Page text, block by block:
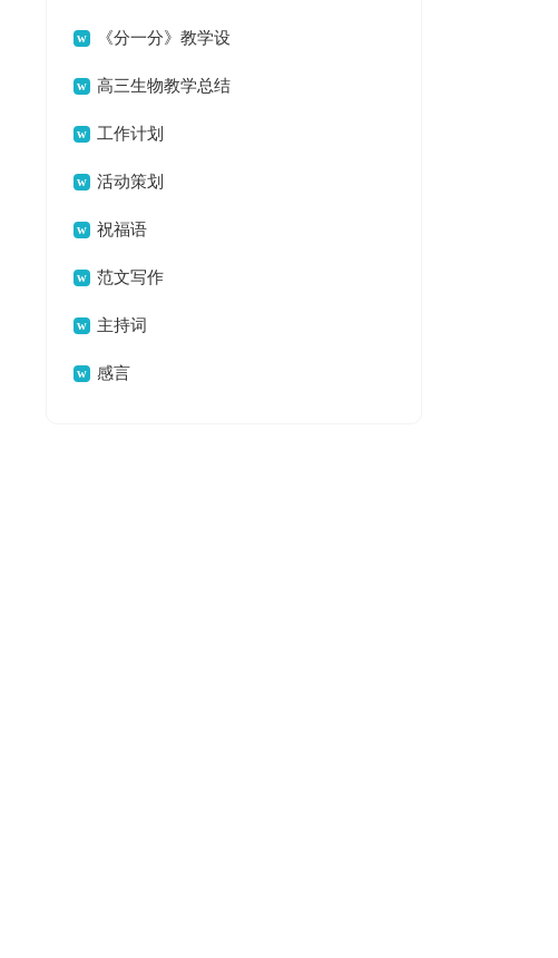
集锦五篇《分一分》教学设
计 高三生物教学总结
锦集八篇
工作计划
活动策划
祝福语
范文写作
主持词
感言